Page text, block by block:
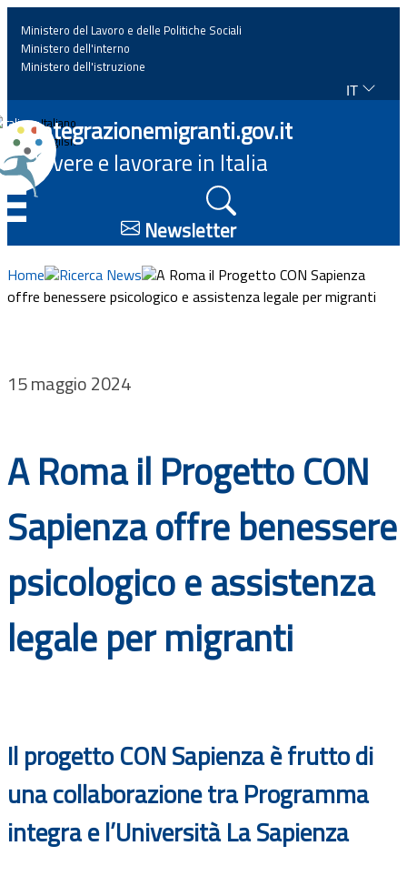
Home
News
Approfondimenti
Eventi
Progetti
Bandi
Guide
Ministero del Lavoro e delle Politiche Sociali
Ministero dell'interno
Ministero dell'istruzione
IT
Italiano
English
Integrazionemigranti.gov.it
Vivere e lavorare in Italia
Newsletter
Home Ricerca News
A Roma il Progetto CON Sapienza
offre benessere psicologico e assistenza legale per migranti
15 maggio 2024
A Roma il Progetto CON
Sapienza offre benessere
psicologico e assistenza
legale per migranti
Il progetto CON Sapienza è frutto di
una collaborazione tra Programma
integra e l’Università La Sapienza